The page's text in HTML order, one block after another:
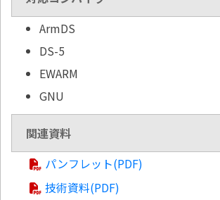
ArmDS
DS-5
EWARM
GNU
関連資料
パンフレット(PDF)
技術資料(PDF)